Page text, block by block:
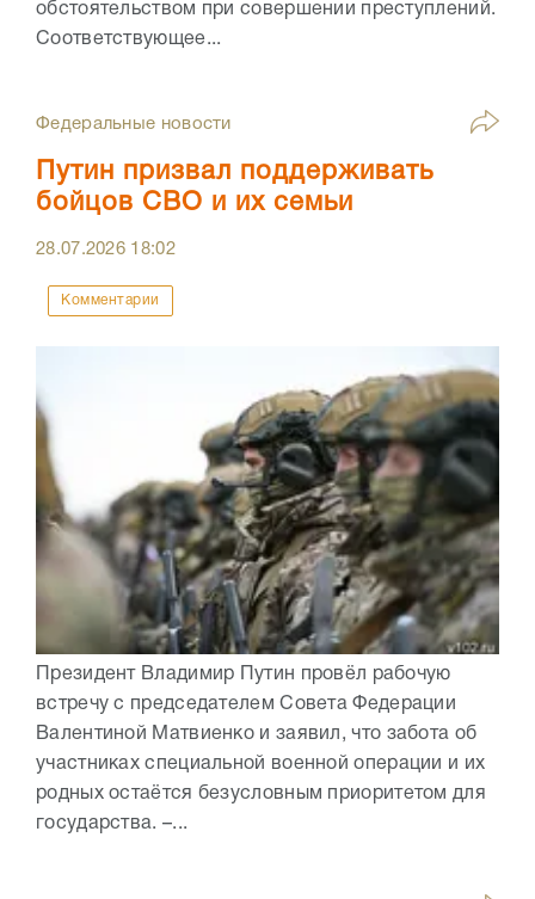
обстоятельством при совершении преступлений.
Соответствующее...
Федеральные новости
Путин призвал поддерживать
бойцов СВО и их семьи
28.07.2026 18:02
Комментарии
Президент Владимир Путин провёл рабочую
встречу с председателем Совета Федерации
Валентиной Матвиенко и заявил, что забота об
участниках специальной военной операции и их
родных остаётся безусловным приоритетом для
государства. –...